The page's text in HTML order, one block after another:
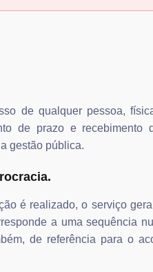
de qualquer pessoa,
de prazo e recebimento
gestão pública.
é realizado, o serviço
a uma sequência
de referência para o